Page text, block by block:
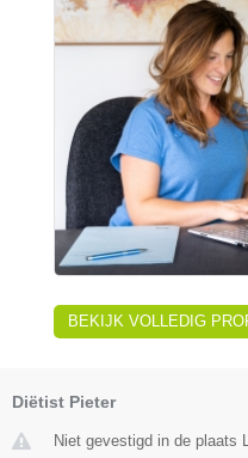
BEKIJK VOLLEDIG
Diëtist Pieter
Niet gevestigd in de plaats